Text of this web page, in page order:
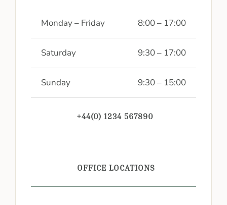
Monday – Friday 8:00 – 17:00
Saturday 9:30 – 17:00
Sunday 9:30 – 15:00
+44(0) 1234 567890
OFFICE LOCATIONS